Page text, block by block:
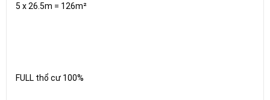
5 x 26.5m = 126m²
FULL thổ cư 100%